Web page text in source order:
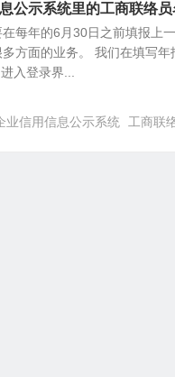
公示系统里的工商联络
每年的6月30日之前填报上
方面的业务。 我们在填写
入登录界...
业信用信息公示系统 工商联